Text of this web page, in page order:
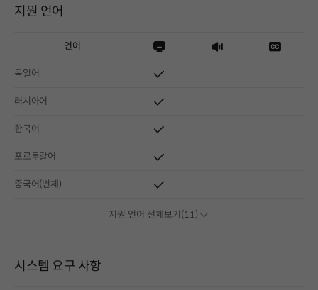
지원 언어
언어
독일어
러시아어
한국어
포르투갈어
중국어(번체)
지원 언어 전체보기(11)
시스템 요구 사항